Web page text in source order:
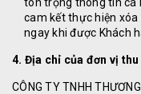
cam kết thực hiện
ngay khi được Khách
4. Địa chỉ của đơn vị
CÔNG TY TNHH